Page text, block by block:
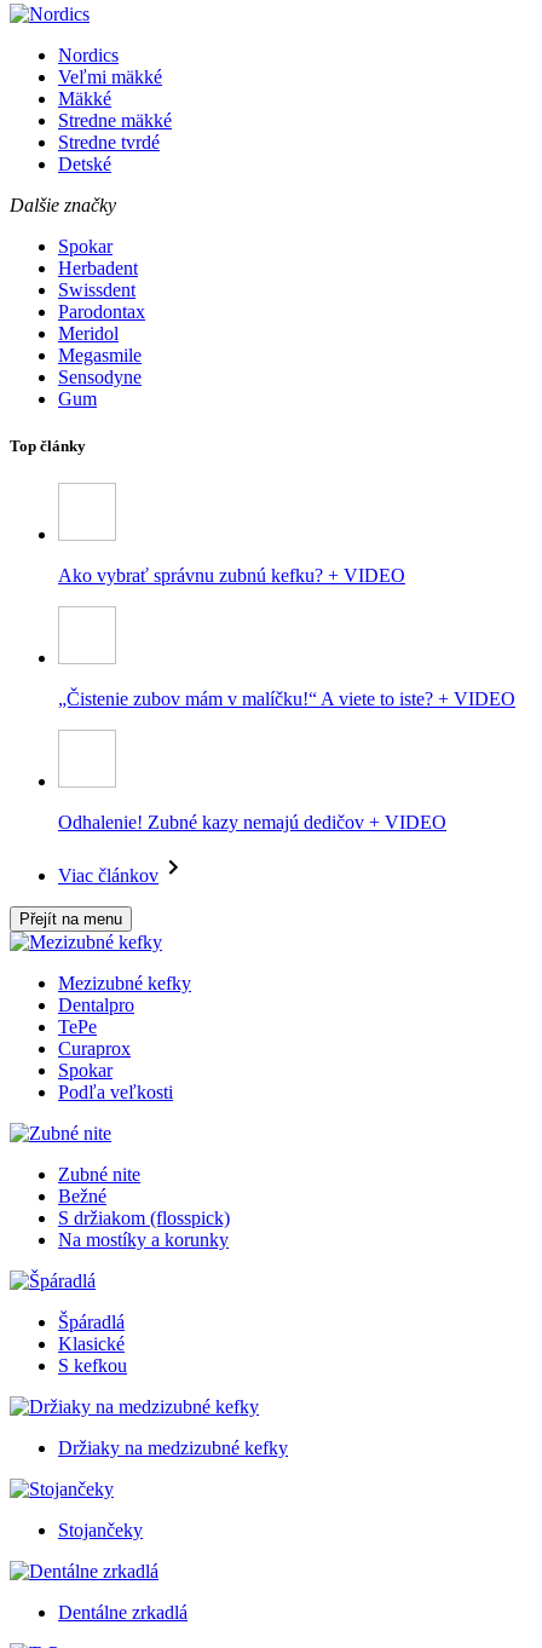
Nordics
Veľmi mäkké
Mäkké
Stredne mäkké
Stredne tvrdé
Detské
Dalšie značky
Spokar
Herbadent
Swissdent
Parodontax
Meridol
Megasmile
Sensodyne
Gum
Top články
Ako vybrať správnu zubnú kefku? + VIDEO
„Čistenie zubov mám v malíčku!“ A viete to iste? + VIDEO
Odhalenie! Zubné kazy nemajú dedičov + VIDEO
Viac článkov
Přejít na menu
Mezizubné kefky
Dentalpro
TePe
Curaprox
Spokar
Podľa veľkosti
Zubné nite
Bežné
S držiakom (flosspick)
Na mostíky a korunky
Špáradlá
Klasické
S kefkou
Držiaky na medzizubné kefky
Stojančeky
Dentálne zrkadlá